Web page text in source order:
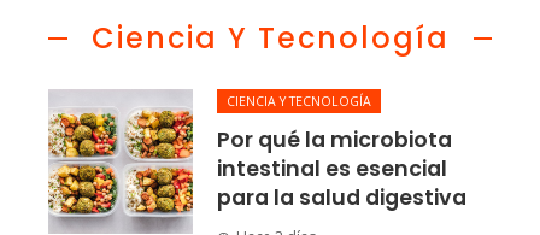
Ciencia Y Tecnología
CIENCIA Y TECNOLOGÍA
Por qué la microbiota
intestinal es esencial
para la salud digestiva